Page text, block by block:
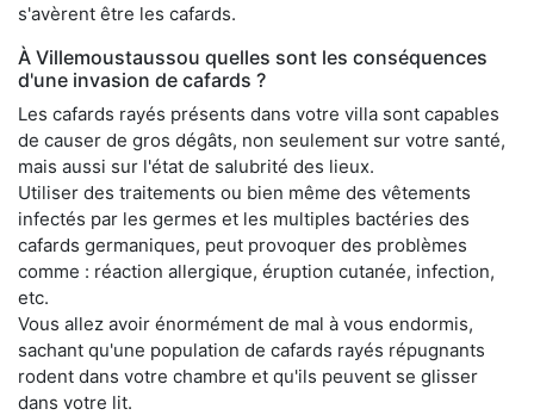
s'avèrent être les cafards.
À Villemoustaussou quelles sont les conséquences
d'une invasion de cafards ?
Les cafards rayés présents dans votre villa sont capables
de causer de gros dégâts, non seulement sur votre santé,
mais aussi sur l'état de salubrité des lieux.
Utiliser des traitements ou bien même des vêtements
infectés par les germes et les multiples bactéries des
cafards germaniques, peut provoquer des problèmes
comme : réaction allergique, éruption cutanée, infection,
etc.
Vous allez avoir énormément de mal à vous endormis,
sachant qu'une population de cafards rayés répugnants
rodent dans votre chambre et qu'ils peuvent se glisser
dans votre lit.